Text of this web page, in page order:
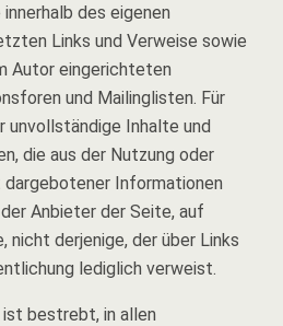
des eigenen
Links und Verweise sowie
Autor eingerichteten
und Mailinglisten. Für
Inhalte und
die aus der Nutzung oder
Informationen
Anbieter der Seite, auf
nicht derjenige, der über Links
lediglich verweist.
bestrebt, in allen